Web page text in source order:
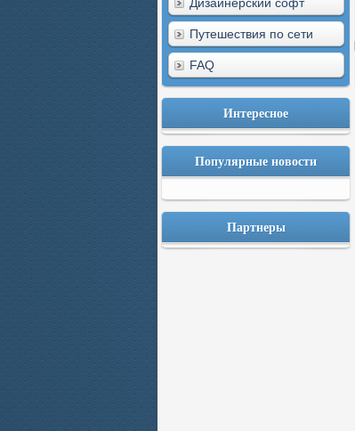
Путешествия по сети
FAQ
Интересное
Популярные новости
Партнеры